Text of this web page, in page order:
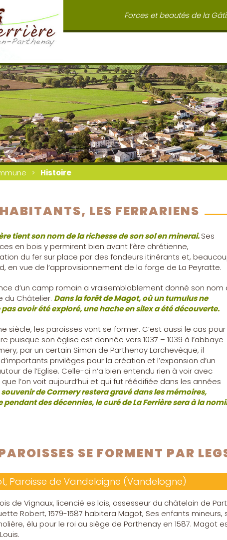
Forces et beautés de la
Histoire
LES FERRARIENS
tient son nom de la richesse de son sol en minerai.Ses
en bois y permirent bien avant l’ère chrétienne,
du fer sur place par des fondeurs itinérants et,
en vue de l’approvisionnement de la forge de La Peyratte.
d’un camp romain a vraisemblablement donné son nom
du Châtelier. Dans la forêt de Magot, où un tumulus ne
avoir été exploré, une hache en silex a été découverte.
siècle, les paroisses vont se former. C’est aussi le cas pour
puisque son église est donnée vers 1037 – 1039 à l’abbaye
par un certain Simon de Parthenay Larchevêque, il
privilèges pour la création et l’expansion d’un
de l’Eglise. Celle-ci n’a bien entendu rien à voir avec
que l’on voit aujourd’hui et qui fut réédifiée dans les années
souvenir de Cormery restera gravé dans les mémoires,
pendant des décennies, le curé de La Ferrière sera à la
SE FORMENT PAR
Paroisse de Vandeloigne (Vandelogne)
de Vignaux, licencié es lois, assesseur du châtelain de
Robert, 1579-1587 habitera Magot, Ses enfants
élu pour le roi au siège de Parthenay en 1587. Magot